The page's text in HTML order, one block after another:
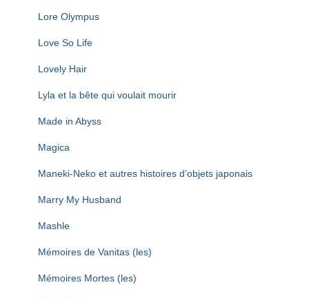
Lore Olympus
Love So Life
Lovely Hair
Lyla et la bête qui voulait mourir
Made in Abyss
Magica
Maneki-Neko et autres histoires d’objets japonais
Marry My Husband
Mashle
Mémoires de Vanitas (les)
Mémoires Mortes (les)